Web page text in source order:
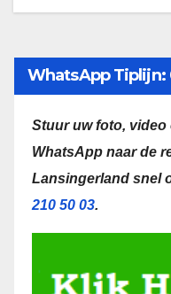
WhatsApp Tiplijn:
Stuur uw foto,
WhatsApp naar de
Lansingerland snel
210 50 03.